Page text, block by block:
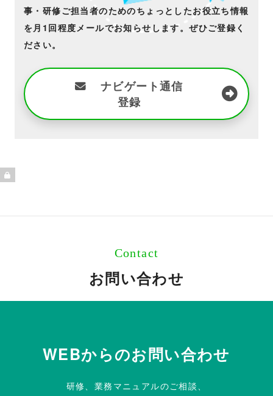
事・研修ご担当者のためのちょっとしたお役立ち情報
を月1回程度メールでお知らせします。ぜひご登録く
ださい。
ナビゲート通信
登録
Contact
お問い合わせ
WEBからのお問い合わせ
研修、業務マニュアルのご相談、